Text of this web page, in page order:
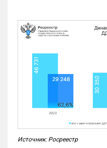
Источник: Росреестр